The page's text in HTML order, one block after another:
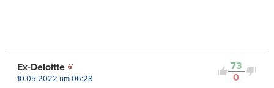
73
0
Ex-Deloitte
10.05.2022 um 06:28